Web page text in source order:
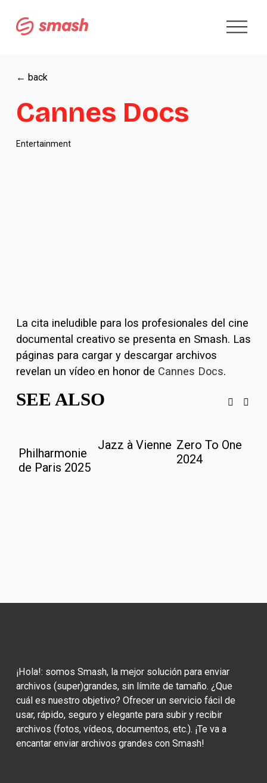
A
b
Cannes Docs
← back
Entertainment
La cita ineludible para los profesionales del cine
documental creativo se presenta en Smash. Las
páginas para cargar y descargar archivos
revelan un vídeo en honor de Cannes Docs.
SEE ALSO
Philharmonie
de Paris 2025
Jazz à Vienne Zero To One
2024
¡Hola!: somos Smash, la mejor solución para enviar
archivos (super)grandes, sin límite de tamaño. ¿Que
cuál es nuestro objetivo? Ofrecer un servicio fácil de
usar, rápido, seguro y elegante para subir y recibir
archivos (fotos, vídeos, documentos, etc.). ¡Te va a
encantar enviar archivos grandes con Smash!